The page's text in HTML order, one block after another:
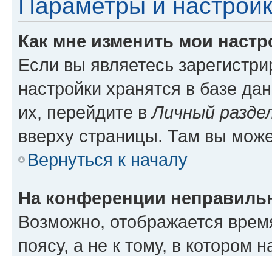
Параметры и
Как мне изменить мои
Если вы являетесь
настройки хранятся в базе
их, перейдите вЛичный
вверху страницы. Там вы
Вернуться к началу
На конференции
Возможно, отображается
поясу, а не к тому, в котором